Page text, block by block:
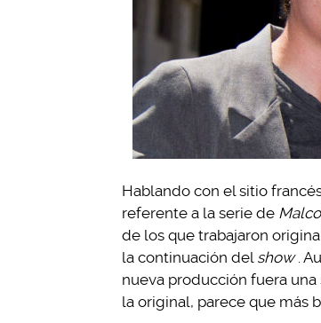
Hablando con el sitio
referente a la serie de
de los que trabajaron
la continuación del show .
nueva producción fuera
la original, parece que más